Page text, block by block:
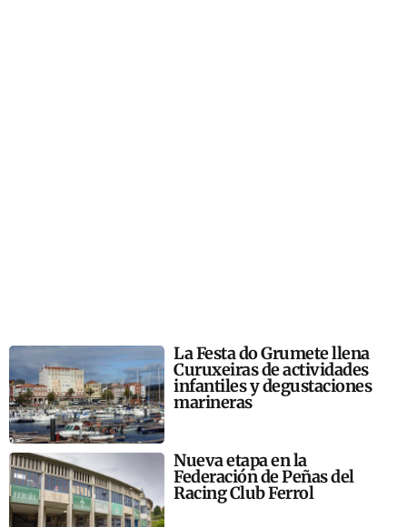
La Festa do Grumete llena
Curuxeiras de actividades
infantiles y degustaciones
marineras
Nueva etapa en la
Federación de Peñas del
Racing Club Ferrol